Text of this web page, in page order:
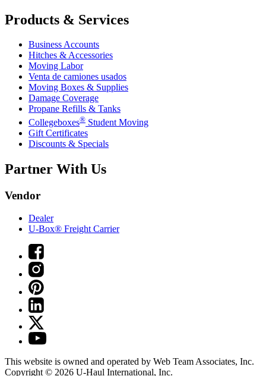
Products & Services
Business Accounts
Hitches & Accessories
Moving Labor
Venta de camiones usados
Moving Boxes & Supplies
Damage Coverage
Propane Refills & Tanks
Collegeboxes® Student Moving
Gift Certificates
Discounts & Specials
Partner With Us
Vendor
Dealer
U-Box® Freight Carrier
This website is owned and operated by Web Team Associates, Inc.
Copyright © 2026 U-Haul International, Inc.